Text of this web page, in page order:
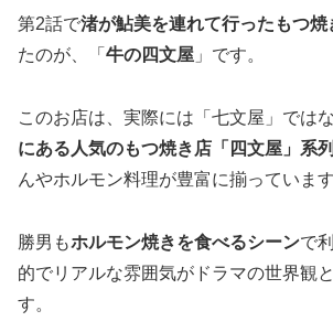
第2話で渚が鮎美を連れて行ったもつ焼
たのが、「 牛の四文屋 」です。
このお店は、実際には「七文屋」ではな
にある人気のもつ焼き店「四文屋」系
んやホルモン料理が豊富に揃っています
勝男もホルモン焼きを食べるシーンで
的でリアルな雰囲気がドラマの世界観
す。